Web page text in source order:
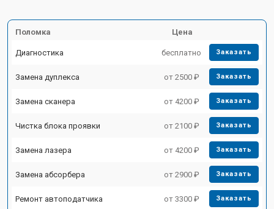
Поломка Цена
Диагностика бесплатно Заказать
Замена дуплекса от 2500 ₽ Заказать
Замена сканера от 4200 ₽ Заказать
Чистка блока проявки от 2100 ₽ Заказать
Замена лазера от 4200 ₽ Заказать
Замена абсорбера от 2900 ₽ Заказать
Ремонт автоподатчика от 3300 ₽ Заказать